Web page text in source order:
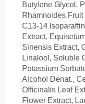
Butylene Glycol,
Rhamnoides
C13-14
Extract,
Sinensis Extract,
Linalool, Soluble
Potassium
Alcohol Denat.,
Officinalis Leaf
Flower Extract,